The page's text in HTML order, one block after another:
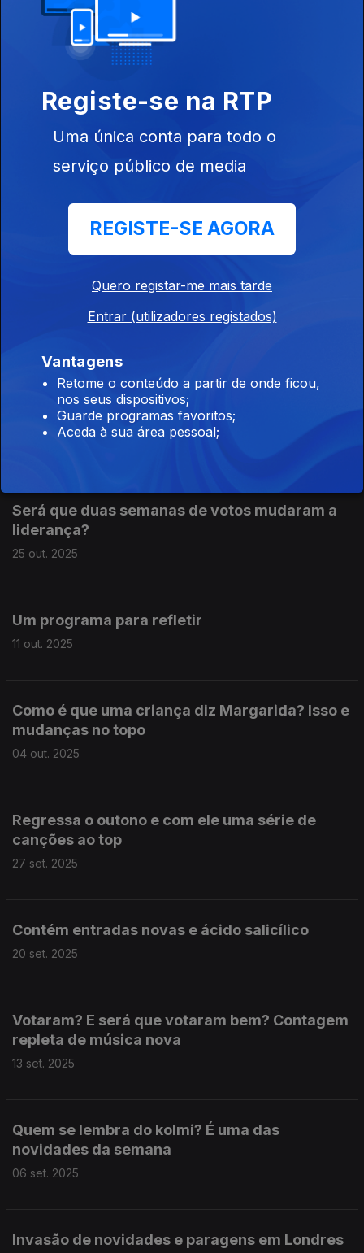
Um top que é um aconchego
Adeus a Novembro com novos medalhados
29 nov. 2025
Alerta A3.30: instabilidade no pódio
15 nov. 2025
Revolução no pódio
Será que duas semanas de votos mudaram a
liderança?
25 out. 2025
Um programa para refletir
11 out. 2025
Como é que uma criança diz Margarida? Isso e
mudanças no topo
04 out. 2025
Regressa o outono e com ele uma série de
canções ao top
27 set. 2025
Contém entradas novas e ácido salicílico
20 set. 2025
Votaram? E será que votaram bem? Contagem
repleta de música nova
13 set. 2025
Quem se lembra do kolmi? É uma das
novidades da semana
06 set. 2025
Invasão de novidades e paragens em Londres
Registe-se na RTP
Uma única conta para todo o
serviço público de media
REGISTE-SE AGORA
Quero registar-me mais tarde
Entrar (utilizadores registados)
Vantagens
Retome o conteúdo a partir de onde ficou,
nos seus dispositivos;
Guarde programas favoritos;
Aceda à sua área pessoal;